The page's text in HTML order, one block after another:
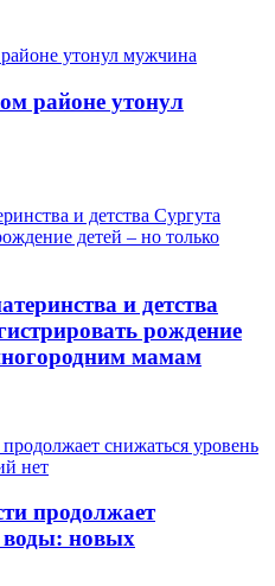
районе утонул
и детства
рождение
мамам
продолжает
воды: новых